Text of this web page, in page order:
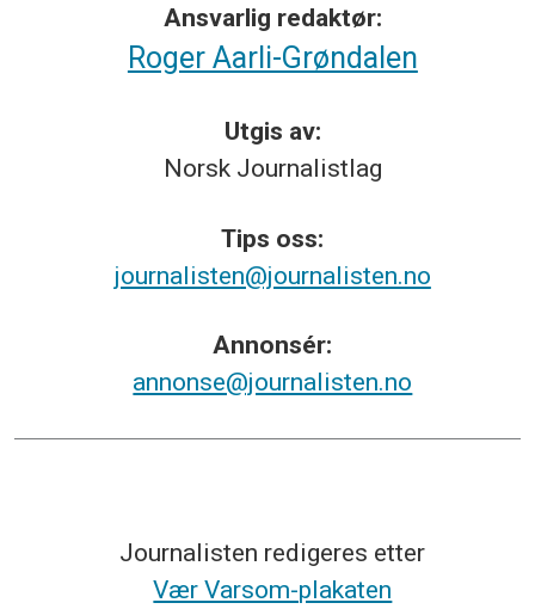
Ansvarlig redaktør:
Roger Aarli-Grøndalen
Utgis av:
Norsk Journalistlag
Tips oss:
journalisten@journalisten.no
Annonsér:
annonse@journalisten.no
Journalisten redigeres etter
Vær Varsom-plakaten